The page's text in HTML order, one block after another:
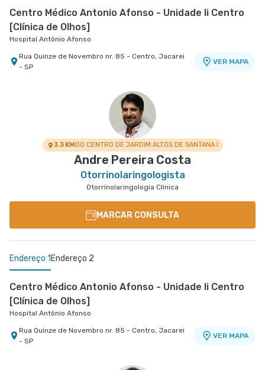
Centro Médico Antonio Afonso - Unidade Ii Centro
[Clínica de Olhos]
Hospital Antônio Afonso
Rua Quinze de Novembro nr. 85 - Centro, Jacarei
- SP
VER MAPA
3.3 KMDO CENTRO DE JARDIM ALTOS DE SANTANA I
Andre Pereira Costa
Otorrinolaringologista
Otorrinolaringologia Clinica
MARCAR CONSULTA
Endereço 1 Endereço 2
Centro Médico Antonio Afonso - Unidade Ii Centro
[Clínica de Olhos]
Hospital Antônio Afonso
Rua Quinze de Novembro nr. 85 - Centro, Jacarei
- SP
VER MAPA